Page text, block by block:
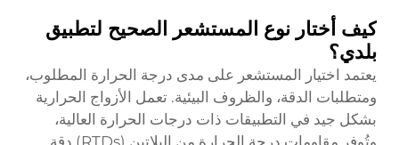
كيف أختار نوع المستشعر الصحيح لتطبيق
بلدي؟
يعتمد اختيار المستشعر على مدى درجة الحرارة المطلوب،
ومتطلبات الدقة، والظروف البيئية. تعمل الأزواج الحرارية
بشكل جيد في التطبيقات ذات درجات الحرارة العالية،
وتُوفر مقاومات درجة الحرارة من البلاتين (RTDs) دقة